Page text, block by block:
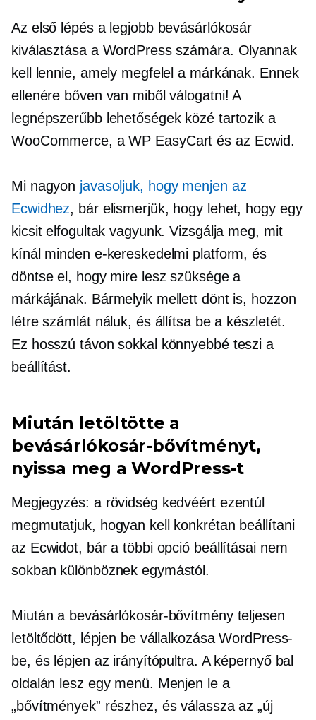
Az első lépés a legjobb bevásárlókosár
kiválasztása a WordPress számára. Olyannak
kell lennie, amely megfelel a márkának. Ennek
ellenére bőven van miből válogatni! A
legnépszerűbb lehetőségek közé tartozik a
WooCommerce, a WP EasyCart és az Ecwid.
Mi nagyon javasoljuk, hogy menjen az
Ecwidhez, bár elismerjük, hogy lehet, hogy egy
kicsit elfogultak vagyunk. Vizsgálja meg, mit
kínál minden e-kereskedelmi platform, és
döntse el, hogy mire lesz szüksége a
márkájának. Bármelyik mellett dönt is, hozzon
létre számlát náluk, és állítsa be a készletét.
Ez hosszú távon sokkal könnyebbé teszi a
beállítást.
Miután letöltötte a
bevásárlókosár-bővítményt,
nyissa meg a WordPress-t
Megjegyzés: a rövidség kedvéért ezentúl
megmutatjuk, hogyan kell konkrétan beállítani
az Ecwidot, bár a többi opció beállításai nem
sokban különböznek egymástól.
Miután a bevásárlókosár-bővítmény teljesen
letöltődött, lépjen be vállalkozása WordPress-
be, és lépjen az irányítópultra. A képernyő bal
oldalán lesz egy menü. Menjen le a
„bővítmények” részhez, és válassza az „új